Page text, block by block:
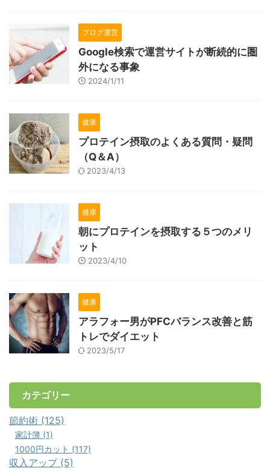
ブログ運営
Google検索で運営サイトが断続的に圏
外になる事象
2024/1/11
健康
プロテイン摂取のよくある質問・疑問
（Q＆A）
2023/4/13
健康
朝にプロテインを摂取する５つのメリ
ット
2023/4/10
健康
アラフォー男がPFCバランス改善と筋
トレでダイエット
2023/5/17
カテゴリー
節約術 (125)
家計簿 (1)
1000円カット (117)
収入アップ (5)